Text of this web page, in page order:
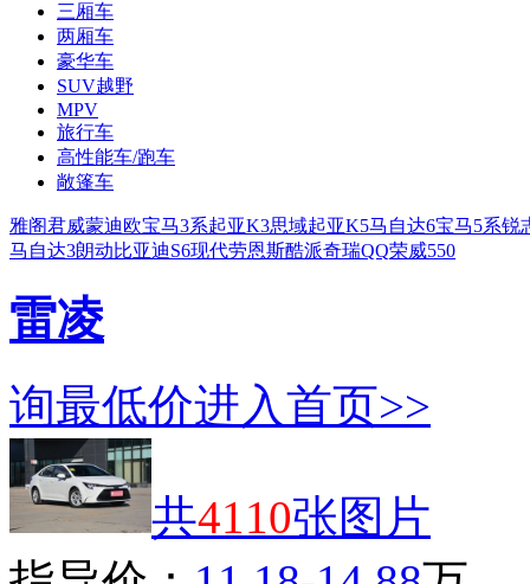
三厢车
两厢车
豪华车
SUV越野
MPV
旅行车
高性能车/跑车
敞篷车
雅阁君威蒙迪欧宝马3系起亚K3思域起亚K5马自达6宝马5系锐
马自达3朗动比亚迪S6现代劳恩斯酷派奇瑞QQ荣威550
雷凌
询最低价进入首页>>
共4110张图片